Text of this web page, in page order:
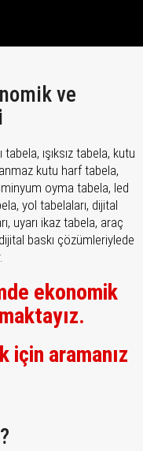
ve
ışıksız tabela, kutu
kutu harf tabela,
oyma tabela, led
yol tabelaları, dijital
uyarı ikaz tabela, araç
baskı çözümleriylede
ekonomik
için aramanız